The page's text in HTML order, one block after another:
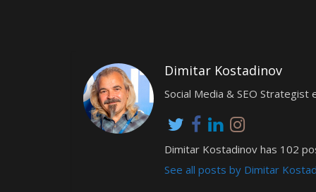
Dimitar Kostadinov
Social Media & SEO Strategist
Dimitar Kostadinov has 102
See all posts by Dimitar